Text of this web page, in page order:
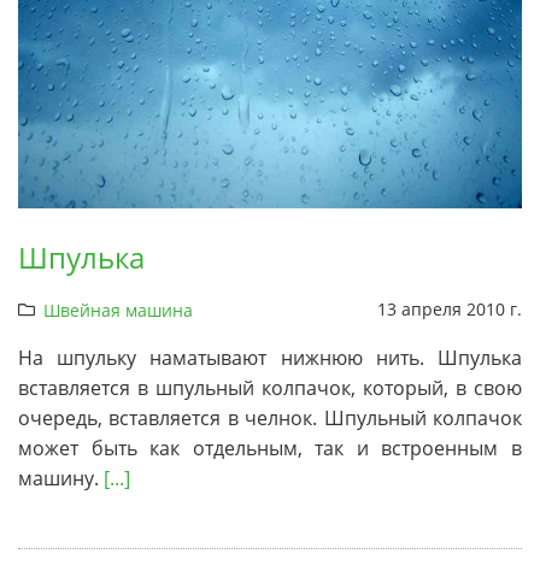
Шпулька
Швейная машина 13 апреля 2010 г.
На шпульку наматывают нижнюю нить. Шпулька
вставляется в шпульный колпачок, который, в свою
очередь, вставляется в челнок. Шпульный колпачок
может быть как отдельным, так и встроенным в
машину. [...]